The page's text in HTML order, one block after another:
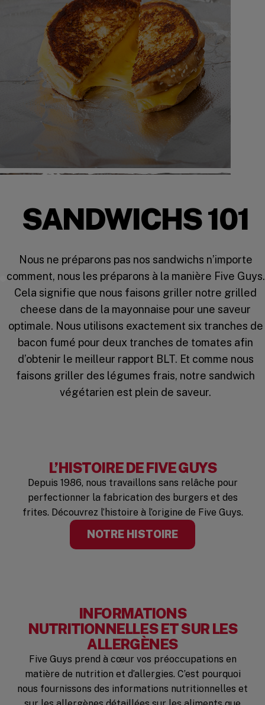
SANDWICHS 101
Nous ne préparons pas nos sandwichs n’importe
comment, nous les préparons à la manière Five Guys.
Cela signifie que nous faisons griller notre grilled
cheese dans de la mayonnaise pour une saveur
optimale. Nous utilisons exactement six tranches de
bacon fumé pour deux tranches de tomates afin
d’obtenir le meilleur rapport BLT. Et comme nous
faisons griller des légumes frais, notre sandwich
végétarien est plein de saveur.
Watch the Video
L’HISTOIRE DE FIVE GUYS
Depuis 1986, nous travaillons sans relâche pour
perfectionner la fabrication des burgers et des
frites. Découvrez l’histoire à l’origine de Five Guys.
NOTRE HISTOIRE
INFORMATIONS
NUTRITIONNELLES ET SUR LES
ALLERGÈNES
Five Guys prend à cœur vos préoccupations en
matière de nutrition et d’allergies. C’est pourquoi
nous fournissons des informations nutritionnelles et